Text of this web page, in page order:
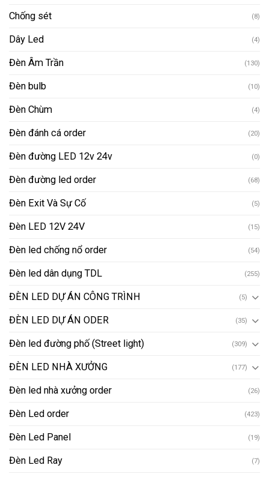
Chống sét (8)
Dây Led (4)
Đèn Âm Trần (130)
Đèn bulb (10)
Đèn Chùm (4)
Đèn đánh cá order (20)
Đèn đường LED 12v 24v (0)
Đèn đường led order (68)
Đèn Exit Và Sự Cố (5)
Đèn LED 12V 24V (15)
Đèn led chống nổ order (54)
Đèn led dân dụng TDL (255)
ĐÈN LED DỰ ÁN CÔNG TRÌNH (5)
ĐÈN LED DỰ ÁN ODER (35)
Đèn led đường phố (Street light) (309)
ĐÈN LED NHÀ XƯỞNG (177)
Đèn led nhà xưởng order (26)
Đèn Led order (423)
Đèn Led Panel (19)
Đèn Led Ray (7)